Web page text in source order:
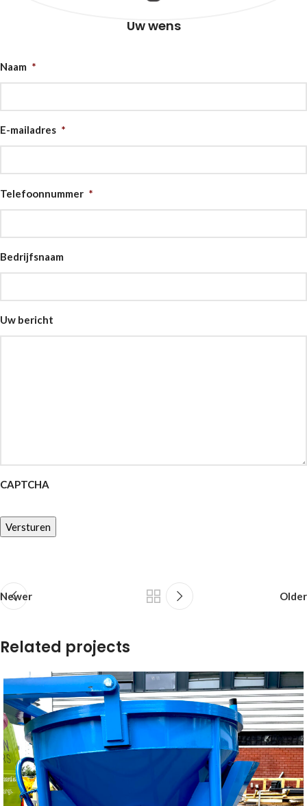
Uw wens
Naam *
E-mailadres *
Telefoonnummer *
Bedrijfsnaam
Uw bericht
CAPTCHA
Versturen
Newer Older
Related projects